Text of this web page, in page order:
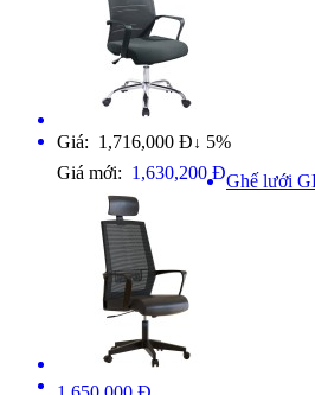
Giá: 1,716,000 Đ ↓ 5%
Giá mới: 1,630,200 ĐGhế lưới